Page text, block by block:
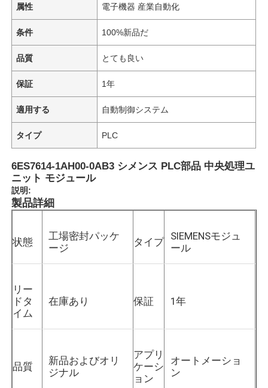
属性 電子機器 産業自動化
条件 100%新品だ
品質 とても良い
保証 1年
適用する 自動制御システム
タイプ PLC
6ES7614-1AH00-0AB3 シメンス PLC部品 中央処理ユ
ニット モジュール
説明:
製品詳細
状態
工場密封パッケ
ージ
タイプ SIEMENSモジュ
ール
リー
ドタ
イム
在庫あり 保証 1年
品質
新品およびオリ
ジナル
アプリ
ケーシ
ョン
オートメーショ
ン